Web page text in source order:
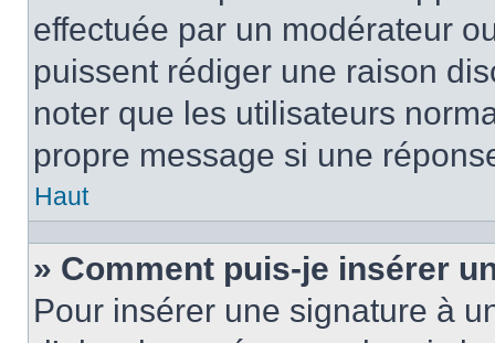
effectuée par un modérateur
puissent rédiger une raison
noter que les utilisateurs
propre message si une
Haut
» Comment puis-je insérer
Pour insérer une signature à